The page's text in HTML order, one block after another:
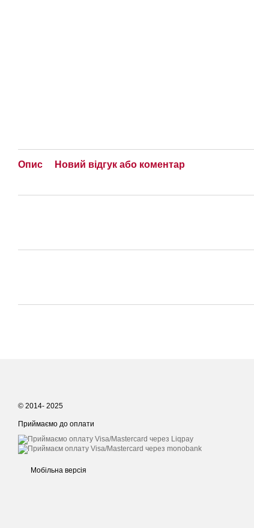
Опис Новий відгук або коментар
© 2014- 2025
Приймаємо до оплати
Мобільна версія